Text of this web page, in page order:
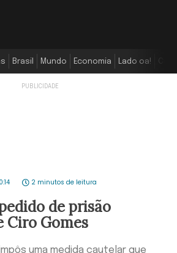
Brasil Mundo Economia Lado oa!
2 minutos de leitura
de prisão
Ciro Gomes
uma medida cautelar que